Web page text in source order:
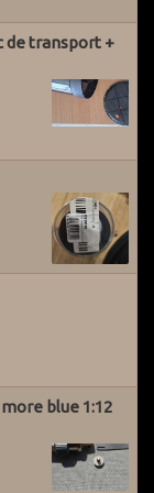
de transport +
blue 1:12